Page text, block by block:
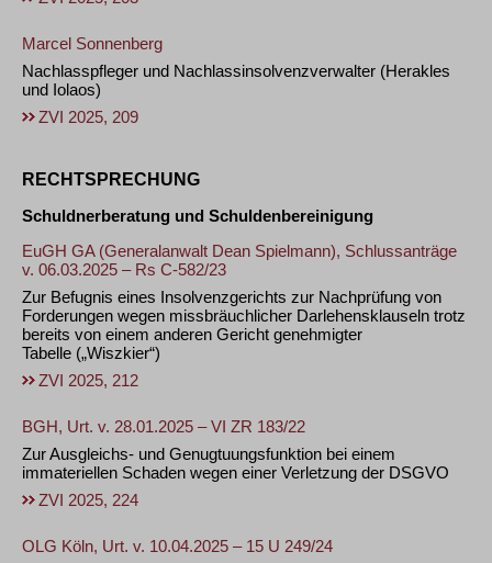
Marcel Sonnenberg
Nachlasspfleger und Nachlassinsolvenzverwalter (Herakles
und Iolaos)
ZVI 2025, 209
RECHTSPRECHUNG
Schuldnerberatung und Schuldenbereinigung
EuGH GA (Generalanwalt Dean Spielmann), Schlussanträge
v. 06.03.2025 – Rs C-582/23
Zur Befugnis eines Insolvenzgerichts zur Nachprüfung von
Forderungen wegen missbräuchlicher Darlehensklauseln trotz
bereits von einem anderen Gericht genehmigter
Tabelle („Wiszkier“)
ZVI 2025, 212
BGH, Urt. v. 28.01.2025 – VI ZR 183/22
Zur Ausgleichs- und Genugtuungsfunktion bei einem
immateriellen Schaden wegen einer Verletzung der DSGVO
ZVI 2025, 224
OLG Köln, Urt. v. 10.04.2025 – 15 U 249/24